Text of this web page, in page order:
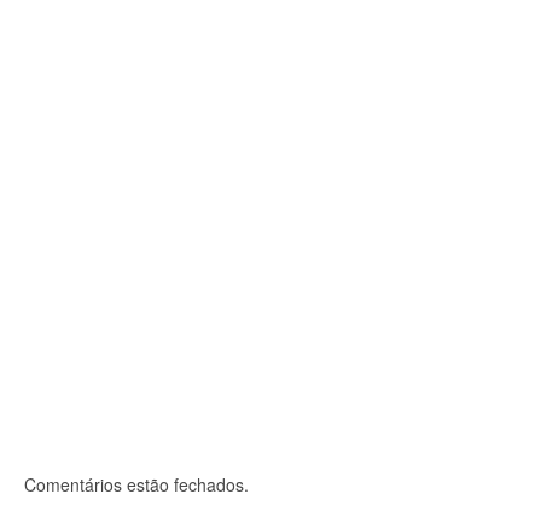
Comentários estão fechados.